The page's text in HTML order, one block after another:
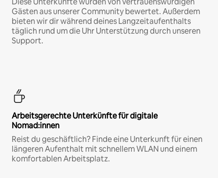
Gästen aus unserer Community bewertet. Außerdem
bieten wir dir während deines Langzeitaufenthalts
täglich rund um die Uhr Unterstützung durch unseren
Support.
Arbeitsgerechte Unterkünfte für digitale
Nomad:innen
Reist du geschäftlich? Finde eine Unterkunft für einen
längeren Aufenthalt mit schnellem WLAN und einem
komfortablen Arbeitsplatz.